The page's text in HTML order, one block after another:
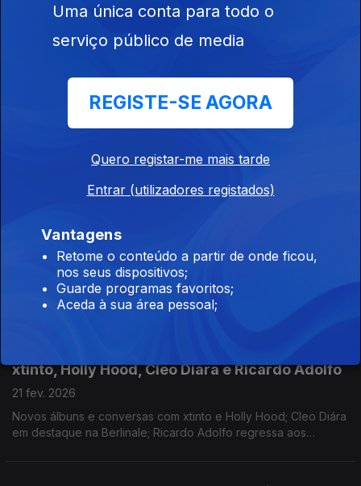
14 mar. 2026
Quem são os favoritos aos prémios de Hollywood?; Natureza e
sustentabilidade na 25ª Monstra; Unsafe Space Garden a
Bruna Dantas Lobato.
António Lobo Antunes: Bonnie Prince Billy;
Labrinto dos Segredos
discos também de Gnarls Barkley e Harry Styles; editora
Gorillaz, Europe’s Biggest Gig e Ilker Çatak
28 fev. 2026
Damon Albarn e Jamie Hewlett em entrevista sobre o novo
álbum de Gorillaz; MXGPU representam a Antena 3 na emissão
xtinto, Holly Hood, Cleo Diára e Ricardo Adolfo
21 fev. 2026
Novos álbuns e conversas com xtinto e Holly Hood; Cleo Diára
em destaque na Berlinale; Ricardo Adolfo regressa aos
Uma única conta para todo o
serviço público de media
REGISTE-SE AGORA
Quero registar-me mais tarde
Entrar (utilizadores registados)
Vantagens
Retome o conteúdo a partir de onde ficou,
nos seus dispositivos;
Guarde programas favoritos;
Aceda à sua área pessoal;